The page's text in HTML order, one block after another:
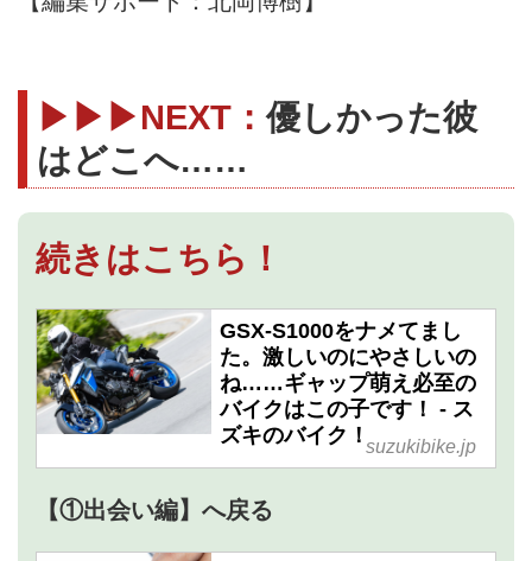
▶▶▶NEXT：優しかった彼
はどこへ……
続きはこちら！
GSX-S1000をナメてまし
た。激しいのにやさしいの
ね……ギャップ萌え必至の
バイクはこの子です！ - ス
ズキのバイク！ suzukibike.jp
【①出会い編】へ戻る